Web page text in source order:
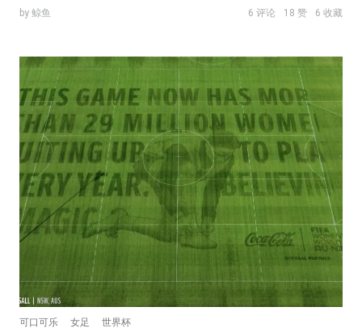
by 鲸鱼 6 评论 18 赞 6 收藏
可口可乐 女足 世界杯